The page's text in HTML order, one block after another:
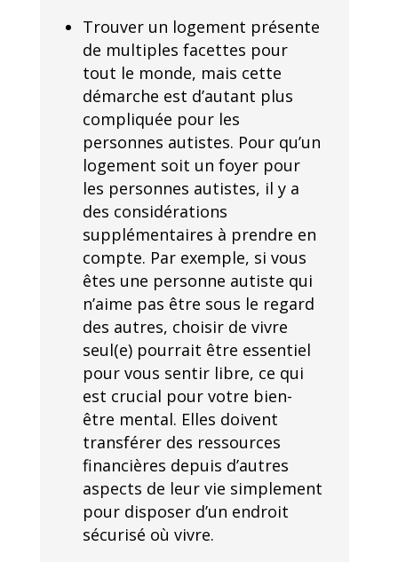
Trouver un logement présente
de multiples facettes pour
tout le monde, mais cette
démarche est d’autant plus
compliquée pour les
personnes autistes. Pour qu’un
logement soit un foyer pour
les personnes autistes, il y a
des considérations
supplémentaires à prendre en
compte. Par exemple, si vous
êtes une personne autiste qui
n’aime pas être sous le regard
des autres, choisir de vivre
seul(e) pourrait être essentiel
pour vous sentir libre, ce qui
est crucial pour votre bien-
être mental. Elles doivent
transférer des ressources
financières depuis d’autres
aspects de leur vie simplement
pour disposer d’un endroit
sécurisé où vivre.